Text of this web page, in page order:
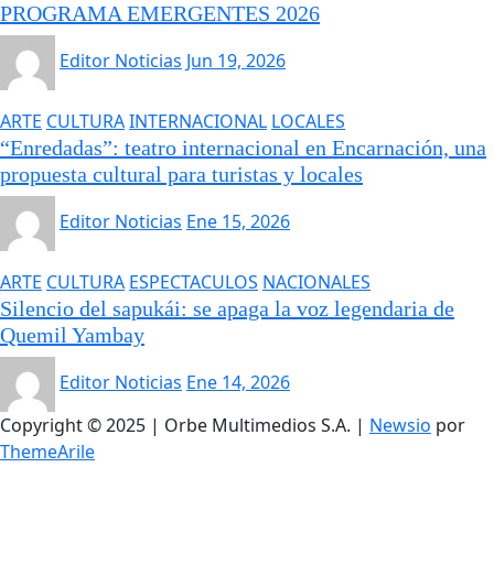
PROGRAMA EMERGENTES 2026
Editor Noticias Jun 19, 2026
ARTE CULTURAINTERNACIONAL LOCALES
“Enredadas”: teatro internacional en Encarnación, una
propuesta cultural para turistas y locales
Editor Noticias Ene 15, 2026
ARTE CULTURA ESPECTACULOS NACIONALES
Silencio del sapukái: se apaga la voz legendaria de
Quemil Yambay
Editor Noticias Ene 14, 2026
Copyright © 2025 | Orbe Multimedios S.A. | Newsio por
ThemeArile